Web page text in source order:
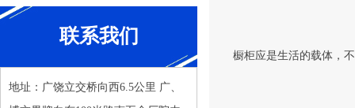
联系我们
地址：广饶立交桥向西6.5公里 广、
橱柜应是生活的载体，